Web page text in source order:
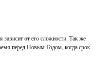
зависит от его сложности. Так же
перед Новым Годом, когда срок